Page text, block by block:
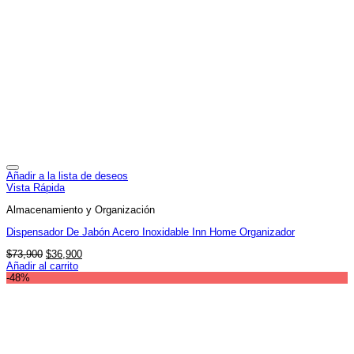
Añadir a la lista de deseos
Vista Rápida
Almacenamiento y Organización
Dispensador De Jabón Acero Inoxidable Inn Home Organizador
$73,900 El
precio
$36,900El
Añadir al carrito
-48%